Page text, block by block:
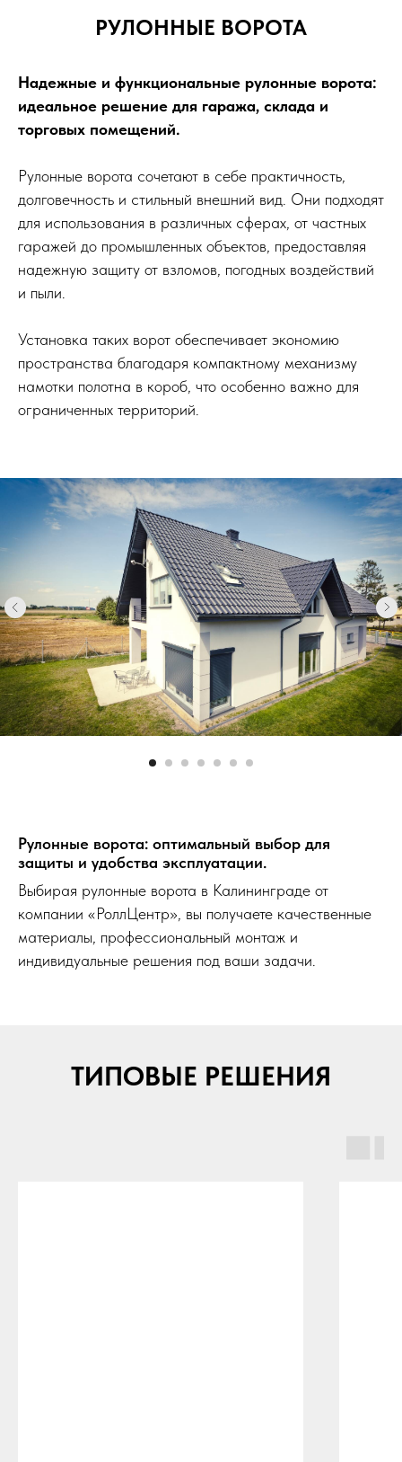
РУЛОННЫЕ ВОРОТА
Надежные и функциональные рулонные ворота:
идеальное решение для гаража, склада и
торговых помещений.
Рулонные ворота сочетают в себе практичность,
долговечность и стильный внешний вид. Они подходят
для использования в различных сферах, от частных
гаражей до промышленных объектов, предоставляя
надежную защиту от взломов, погодных воздействий
и пыли.
Установка таких ворот обеспечивает экономию
пространства благодаря компактному механизму
намотки полотна в короб, что особенно важно для
ограниченных территорий.
Рулонные ворота: оптимальный выбор для
защиты и удобства эксплуатации.
Выбирая рулонные ворота в Калининграде от
компании «РоллЦентр», вы получаете качественные
материалы, профессиональный монтаж и
индивидуальные решения под ваши задачи.
ТИПОВЫЕ РЕШЕНИЯ